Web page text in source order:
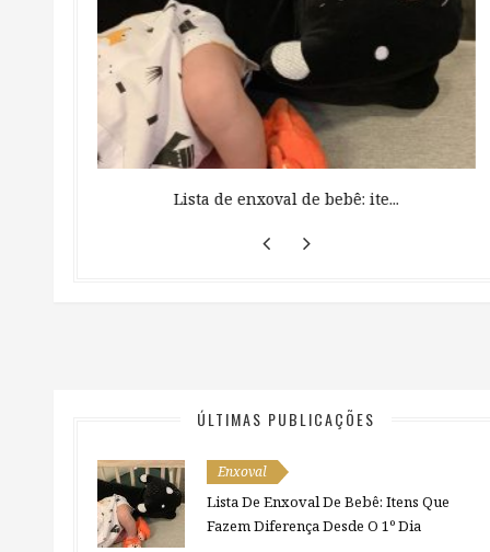
Lista de enxoval de bebê: ite...
ÚLTIMAS PUBLICAÇÕES
Enxoval
Lista De Enxoval De Bebê: Itens Que
Fazem Diferença Desde O 1º Dia